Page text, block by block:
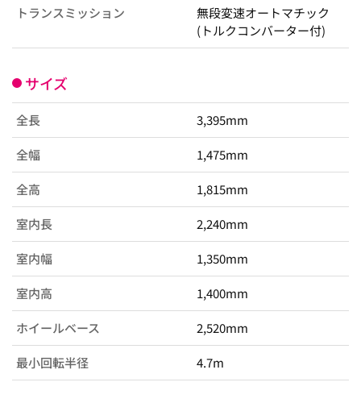
トランスミッション
無段変速オートマチック
(トルクコンバーター付)
サイズ
全長 3,395mm
全幅 1,475mm
全高 1,815mm
室内長 2,240mm
室内幅 1,350mm
室内高 1,400mm
ホイールベース 2,520mm
最小回転半径 4.7m